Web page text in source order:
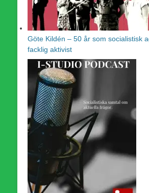
Göte Kildén – 50 år som socialistisk
facklig aktivist